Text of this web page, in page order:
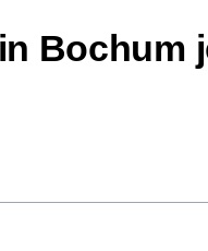
Bochum